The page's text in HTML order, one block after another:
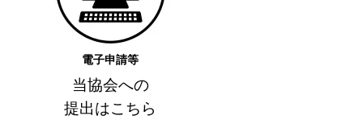
電子申請等
当協会への
提出はこちら